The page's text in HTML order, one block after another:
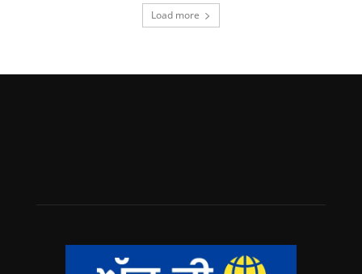
Load more